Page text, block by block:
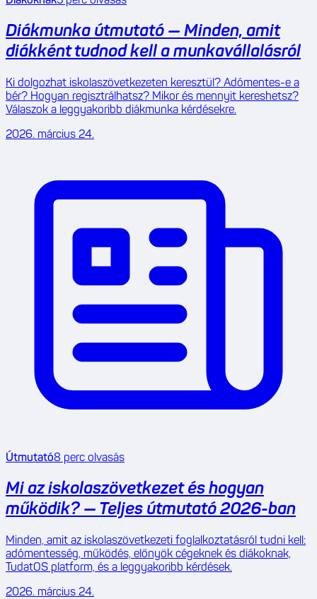
Diákmunka útmutató — Minden, amit
diákként tudnod kell a munkavállalásról
Ki dolgozhat iskolaszövetkezeten keresztül? Adómentes-e a
bér? Hogyan regisztrálhatsz? Mikor és mennyit kereshetsz?
Válaszok a leggyakoribb diákmunka kérdésekre.
2026. március 24.
Útmutató8 perc olvasás
Mi az iskolaszövetkezet és hogyan
működik? — Teljes útmutató 2026-ban
Minden, amit az iskolaszövetkezeti foglalkoztatásról tudni kell:
adómentesség, működés, előnyök cégeknek és diákoknak,
TudatOS platform, és a leggyakoribb kérdések.
2026. március 24.